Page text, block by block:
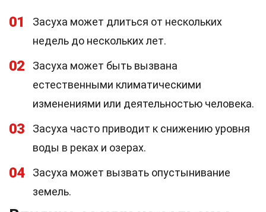
01
Засуха может длиться от нескольких
недель до нескольких лет.
02
Засуха может быть вызвана
естественными климатическими
изменениями или деятельностью человека.
03
Засуха часто приводит к снижению уровня
воды в реках и озерах.
04
Засуха может вызвать опустынивание
земель.